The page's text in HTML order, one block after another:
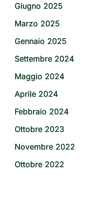
Giugno 2025
Marzo 2025
Gennaio 2025
Settembre 2024
Maggio 2024
Aprile 2024
Febbraio 2024
Ottobre 2023
Novembre 2022
Ottobre 2022